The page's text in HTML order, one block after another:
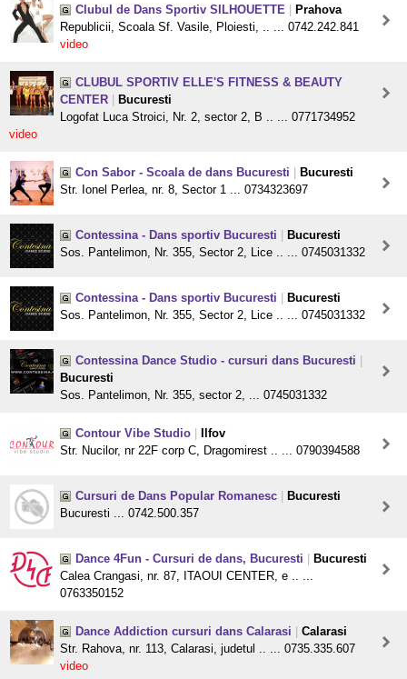
Clubul de Dans Sportiv SILHOUETTE
Prahova
Republicii, Scoala Sf. Vasile, Ploiesti, .. ... 0742.242.841
video
CLUBUL SPORTIV ELLE'S FITNESS & BEAUTY
CENTER
Bucuresti
Logofat Luca Stroici, Nr. 2, sector 2, B .. ... 0771734952
video
Con Sabor - Scoala de dans Bucuresti
Bucuresti
Str. Ionel Perlea, nr. 8, Sector 1 ... 0734323697
Contessina - Dans sportiv Bucuresti
Bucuresti
Sos. Pantelimon, Nr. 355, Sector 2, Lice .. ... 0745031332
Contessina - Dans sportiv Bucuresti
Bucuresti
Sos. Pantelimon, Nr. 355, Sector 2, Lice .. ... 0745031332
Contessina Dance Studio - cursuri dans Bucuresti
Bucuresti
Sos. Pantelimon, Nr. 355, sector 2, ... 0745031332
Contour Vibe Studio
Ilfov
Str. Nucilor, nr 22F corp C, Dragomirest .. ... 0790394588
Cursuri de Dans Popular Romanesc
Bucuresti
Bucuresti ... 0742.500.357
Dance 4Fun - Cursuri de dans, Bucuresti
Bucuresti
Calea Crangasi, nr. 87, ITAOUI CENTER, e .. ...
0763350152
Dance Addiction cursuri dans Calarasi
Calarasi
Str. Rahova, nr. 113, Calarasi, judetul .. ... 0735.335.607
video